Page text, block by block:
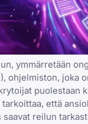
ymmärretään
ohjelmiston, joka
puolestaan
tarkoittaa, että
reilun